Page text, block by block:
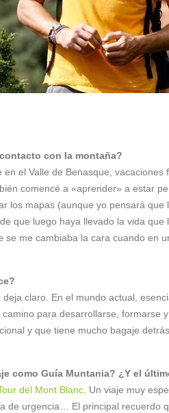
con la montaña?
el Valle de Benasque,
comencé a «aprender» a estar
los mapas (aunque yo pensará
que luego haya llevado la vida
se me cambiaba la cara cuando en
claro. En el mundo actual,
para desarrollarse, formarse
y que tiene mucho bagaje
como Guía Muntania? ¿Y el
del Mont Blanc . Un viaje muy
de urgencia… El principal recuerdo